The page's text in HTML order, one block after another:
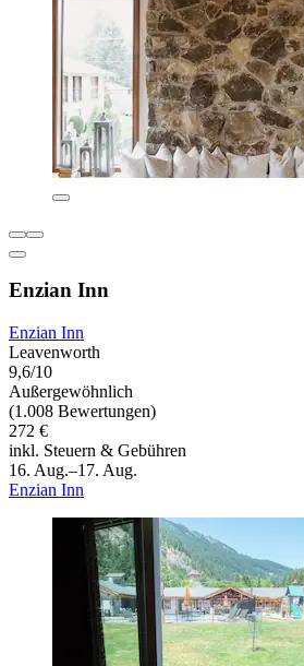
Enzian Inn
Enzian Inn
Leavenworth
9,6/10
Außergewöhnlich
(1.008 Bewertungen)
272 €
inkl. Steuern & Gebühren
16. Aug.–17. Aug.
Enzian Inn